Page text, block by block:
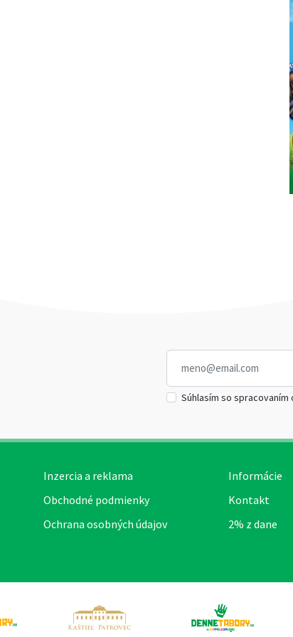
Súhlasím so
Inzercia a reklama
Obchodné podmienky
Ochrana osobných údajov
Informácie
Kontakt
2% z dane